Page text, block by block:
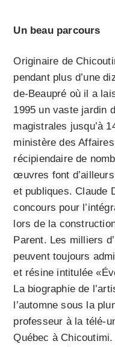
Un beau parcours
Originaire de
pendant plus d’une
de-Beaupré où il a
1995 un vaste jardin
magistrales jusqu’à
ministère des
récipiendaire de
œuvres font
et publiques. Claude
concours pour
lors de la
Parent. Les milliers
peuvent toujours
et résine intitulée
La biographie de
l’automne sous la
professeur à la télé-
Québec à Chicoutimi.